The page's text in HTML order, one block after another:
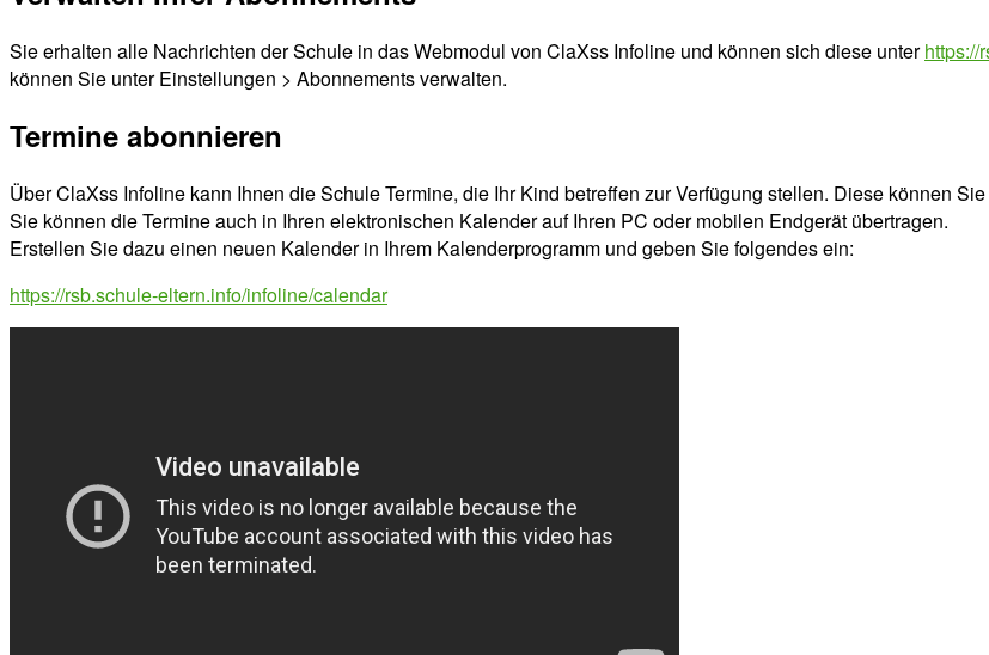
Sie erhalten alle Nachrichten der Schule in das Webmodul von ClaXss Infoline und können sich diese unterhttps://
können Sie unter Einstellungen > Abonnements verwalten.
Termine abonnieren
Über ClaXss Infoline kann Ihnen die Schule Termine, die Ihr Kind betreffen zur Verfügung stellen. Diese können
Sie können die Termine auch in Ihren elektronischen Kalender auf Ihren PC oder mobilen Endgerät übertragen.
Erstellen Sie dazu einen neuen Kalender in Ihrem Kalenderprogramm und geben Sie folgendes ein:
https://rsb.schule-eltern.info/infoline/calendar